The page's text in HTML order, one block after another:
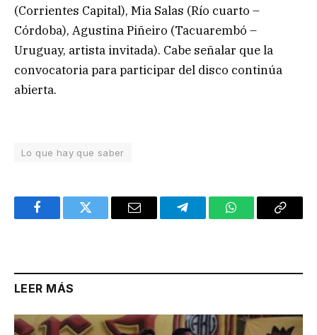
(Corrientes Capital), Mia Salas (Río cuarto –
Córdoba), Agustina Piñeiro (Tacuarembó –
Uruguay, artista invitada). Cabe señalar que la
convocatoria para participar del disco continúa
abierta.
Lo que hay que saber
FacebookTwitter Email TelegramWhatsAppCopy
LEER MÁS